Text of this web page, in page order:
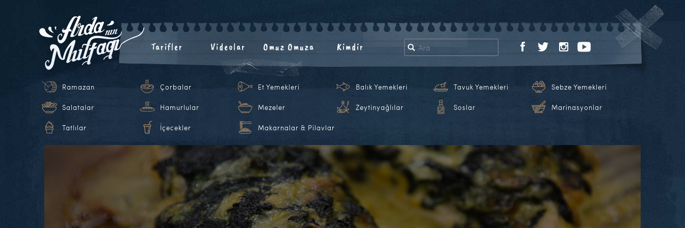
Tarifler Videolar Omuz Omuza Kimdir
Ramazan Çorbalar Et Yemekleri Balık Yemekleri Tavuk Yemekleri Sebze Yemekleri
Salatalar Hamurlular Mezeler Zeytinyağlılar Soslar Marinasyonlar
Tatlılar İçecekler Makarnalar & Pilavlar